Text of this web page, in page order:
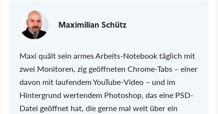
Maximilian Schütz
Maxi quält sein armes Arbeits-Notebook täglich mit
zwei Monitoren, zig geöffneten Chrome-Tabs – einer
davon mit laufendem YouTube-Video – und im
Hintergrund wertendem Photoshop, das eine PSD-
Datei geöffnet hat, die gerne mal weit über ein